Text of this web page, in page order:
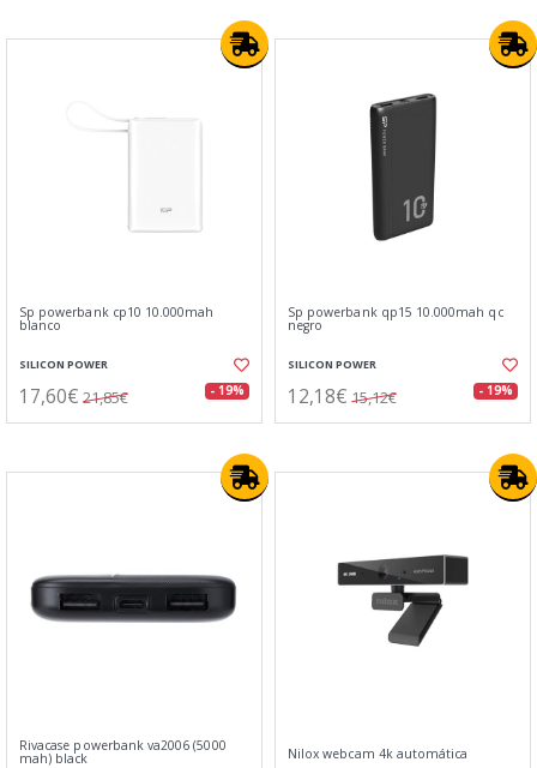
Sp powerbank cp10 10.000mah
blanco
SILICON POWER
17,60€ 21,85€ - 19%
Sp powerbank qp15 10.000mah qc
negro
SILICON POWER
12,18€ 15,12€ - 19%
Rivacase powerbank va2006 (5000
mah) black Nilox webcam 4k automática